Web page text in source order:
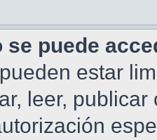
se puede
estar
leer,